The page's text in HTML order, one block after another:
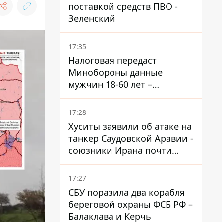
поставкой средств ПВО -
Зеленский
17:35
Налоговая передаст
Минобороны данные
мужчин 18-60 лет –
постановление Кабмина
17:28
Хуситы заявили об атаке на
танкер Саудовской Аравии -
союзники Ирана почти
закрыли Баб-эль-
Мандебский пролив
17:27
СБУ поразила два корабля
береговой охраны ФСБ РФ –
Балаклава и Керчь